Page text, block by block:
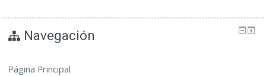
Navegación
Página Principal